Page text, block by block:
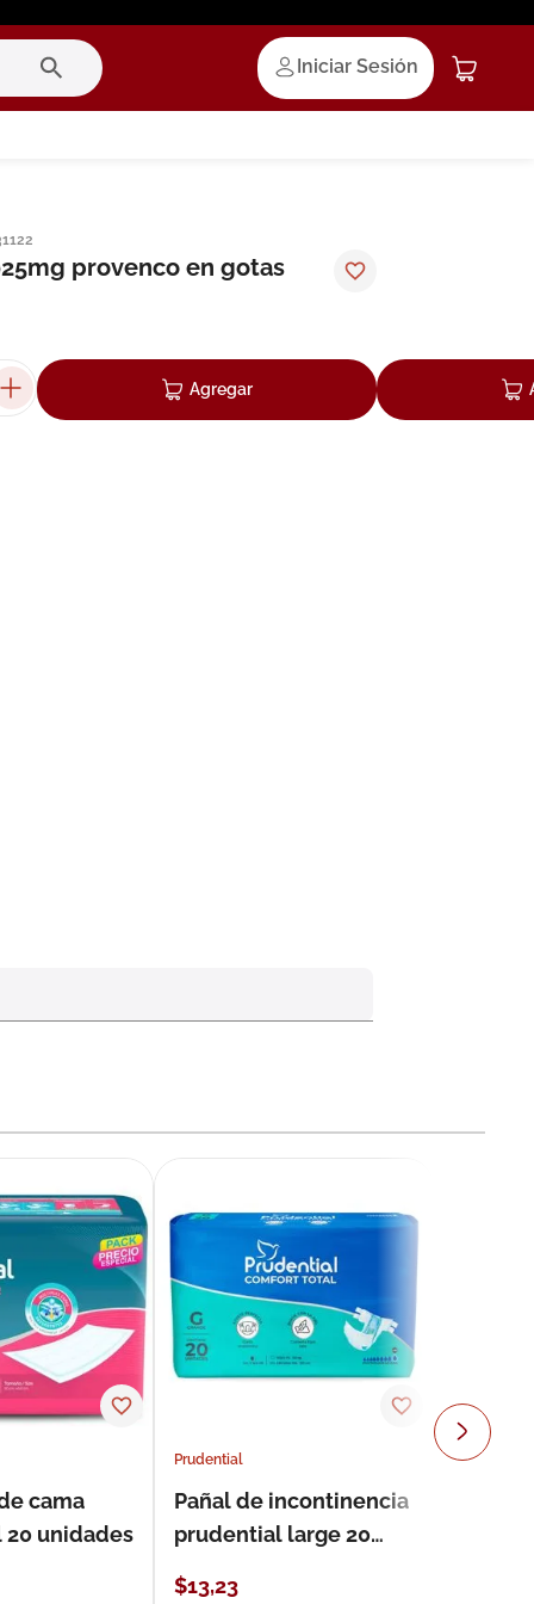
Iniciar Sesión
provenco en gotas
Agregar
cama
unidades
Prudential
Pañal de incontinencia
prudential large 20
$13,23